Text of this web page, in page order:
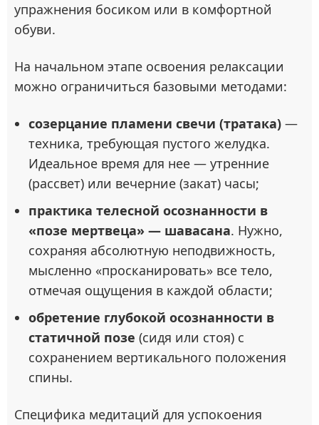
упражнения босиком или в комфортной
обуви.
На начальном этапе освоения релаксации
можно ограничиться базовыми методами:
созерцание пламени свечи (тратака) —
техника, требующая пустого желудка.
Идеальное время для нее — утренние
(рассвет) или вечерние (закат) часы;
практика телесной осознанности в
«позе мертвеца» — шавасана. Нужно,
сохраняя абсолютную неподвижность,
мысленно «просканировать» все тело,
отмечая ощущения в каждой области;
обретение глубокой осознанности в
статичной позе (сидя или стоя) с
сохранением вертикального положения
спины.
Специфика медитаций для успокоения